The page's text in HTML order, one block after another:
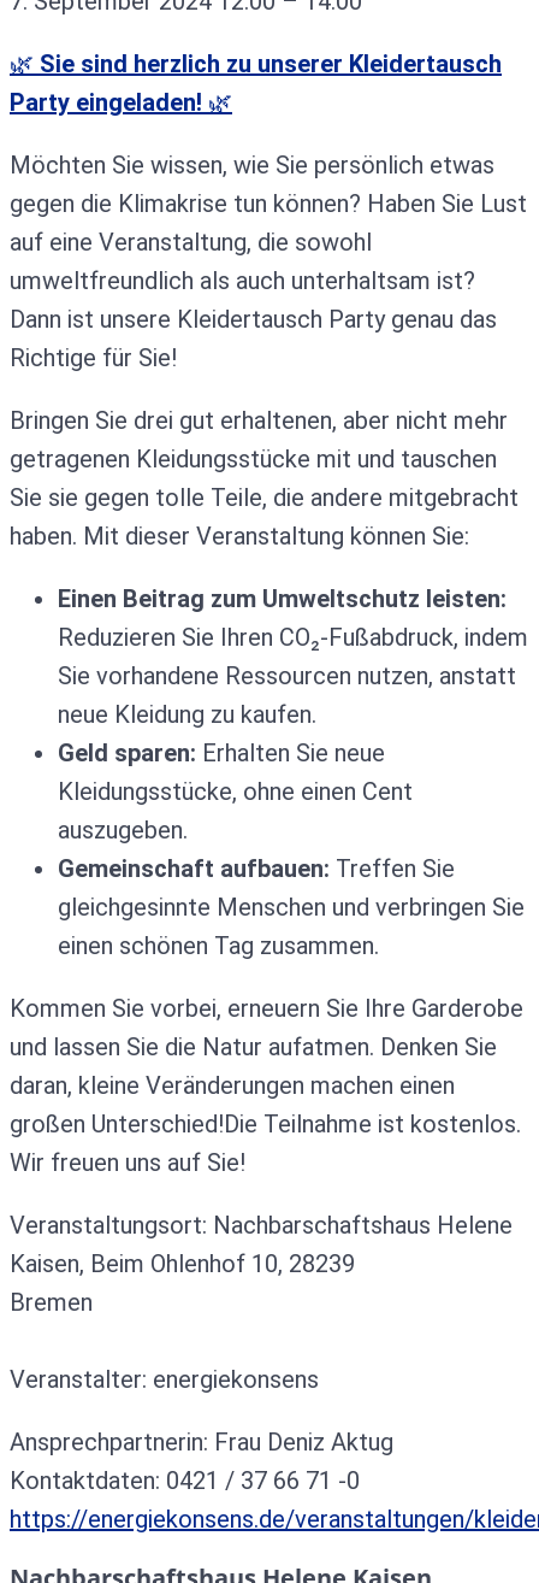
🌿 Sie sind herzlich zu unserer Kleidertausch
Party eingeladen! 🌿
Möchten Sie wissen, wie Sie persönlich etwas
gegen die Klimakrise tun können? Haben Sie Lust
auf eine Veranstaltung, die sowohl
umweltfreundlich als auch unterhaltsam ist?
Dann ist unsere Kleidertausch Party genau das
Richtige für Sie!
Bringen Sie drei gut erhaltenen, aber nicht mehr
getragenen Kleidungsstücke mit und tauschen
Sie sie gegen tolle Teile, die andere mitgebracht
haben. Mit dieser Veranstaltung können Sie:
Einen Beitrag zum Umweltschutz leisten:
Reduzieren Sie Ihren CO₂-Fußabdruck, indem
Sie vorhandene Ressourcen nutzen, anstatt
neue Kleidung zu kaufen.
Geld sparen: Erhalten Sie neue
Kleidungsstücke, ohne einen Cent
auszugeben.
Gemeinschaft aufbauen: Treffen Sie
gleichgesinnte Menschen und verbringen Sie
einen schönen Tag zusammen.
Kommen Sie vorbei, erneuern Sie Ihre Garderobe
und lassen Sie die Natur aufatmen. Denken Sie
daran, kleine Veränderungen machen einen
großen Unterschied!Die Teilnahme ist kostenlos.
Wir freuen uns auf Sie!
Veranstaltungsort: Nachbarschaftshaus Helene
Kaisen, Beim Ohlenhof 10, 28239
Bremen
Veranstalter: energiekonsens
Ansprechpartnerin: Frau Deniz Aktug
Kontaktdaten: 0421 / 37 66 71 -0
https://energiekonsens.de/veranstaltungen/